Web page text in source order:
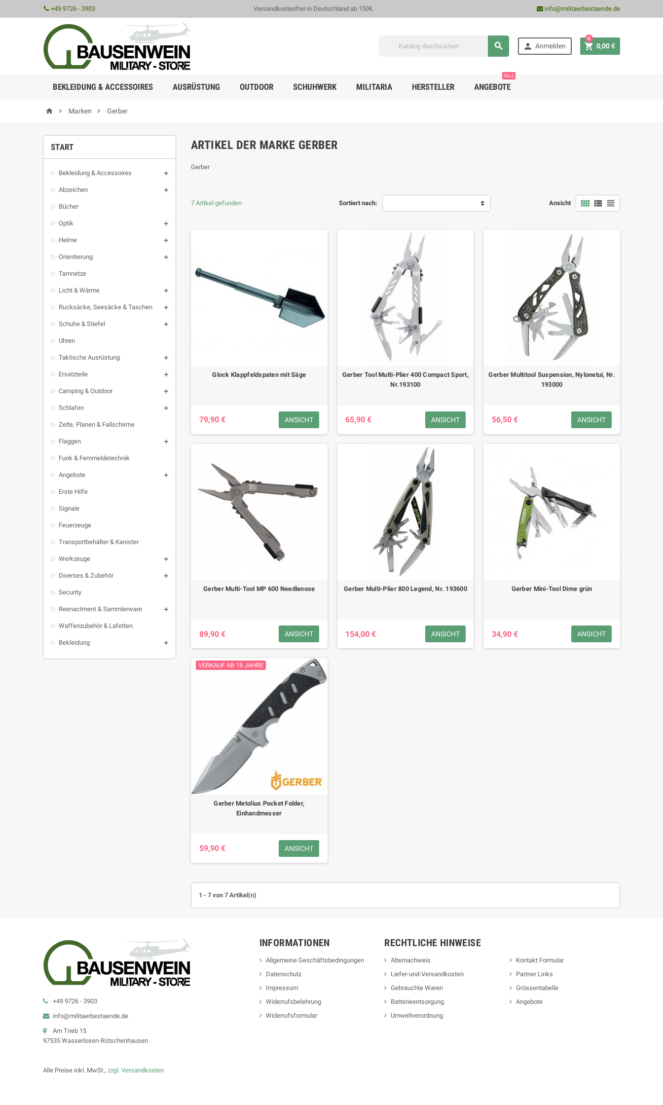
+49 9726 - 3903 info@militaerbestaende.de
Versandkostenfrei in Deutschland ab 150€.
  Anmelden  0,00 €
0
BEKLEIDUNG & ACCESSOIRES AUSRÜSTUNG OUTDOOR SCHUHWERK MILITARIA HERSTELLER ANGEBOTE
SALE
  Marken  Gerber
START
Bekleidung & Accessoires 
Abzeichen 
Bücher
Optik 
Helme 
Orientierung 
Tarnnetze
Licht & Wärme 
Rucksäcke, Seesäcke & Taschen 
Schuhe & Stiefel 
Uhren
Taktische Ausrüstung 
Ersatzteile 
Camping & Outdoor 
Schlafen 
Zelte, Planen & Fallschirme
Flaggen 
Funk & Fernmeldetechnik
Angebote 
Erste Hilfe
Signale
Feuerzeuge
Transportbehälter & Kanister
Werkzeuge 
Diverses & Zubehör 
Security
Reenactment & Sammlerware 
Waffenzubehör & Lafetten
Bekleidung 
ARTIKEL DER MARKE GERBER
Gerber
7 Artikel gefunden Sortiert nach: Ansicht   
Glock Klappfeldspaten mit Säge
79,90 € ANSICHT
Gerber Tool Multi-Plier 400 Compact Sport,
Nr.193100
65,90 € ANSICHT
Gerber Multitool Suspension, Nylonetui, Nr.
193000
56,50 € ANSICHT
Gerber Multi-Tool MP 600 Needlenose
89,90 € ANSICHT
Gerber Multi-Plier 800 Legend, Nr. 193600
154,00 € ANSICHT
Gerber Mini-Tool Dime grün
34,90 € ANSICHT
VERKAUF AB 18 JAHRE
Gerber Metolius Pocket Folder,
Einhandmesser
59,90 € ANSICHT
1 - 7 von 7 Artikel(n)
+49 9726 - 3903
info@militaerbestaende.de
Am Trieb 15
97535 Wasserlosen-Rütschenhausen
Alle Preise inkl. MwSt., zzgl. Versandkosten
INFORMATIONEN
Allgemeine Geschäftsbedingungen
Datenschutz
Impressum
Widerrufsbelehrung
Widerrufsformular
RECHTLICHE HINWEISE
Alternachweis
Liefer-und-Versandkosten
Gebrauchte Waren
Batterieentsorgung
Umweltverordnung
Kontakt Formular
Partner Links
Grössentabelle
Angebote